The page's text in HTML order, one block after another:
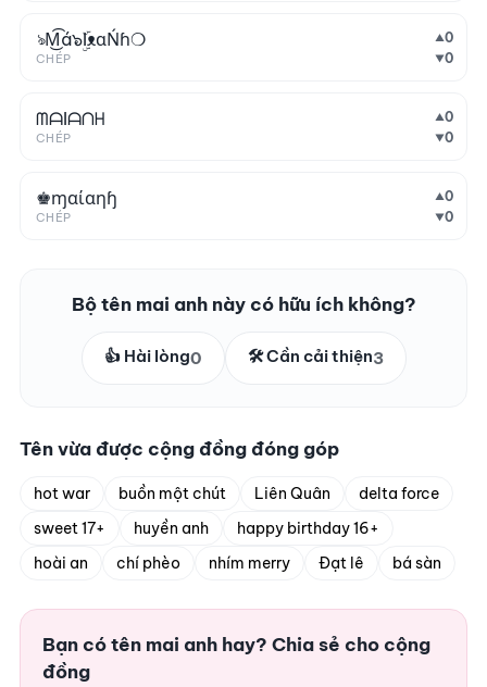
ঌM͜͡á๖ۣۜIᴥɑŃɦ❍
CHÉP
▲0
▼0
ᗰᗩIᗩᑎᕼ
CHÉP
▲0
▼0
♚ɱαίαηɧ
CHÉP
▲0
▼0
Bộ tên mai anh này có hữu ích không?
👍 Hài lòng0 🛠️ Cần cải thiện3
Tên vừa được cộng đồng đóng góp
hot war buồn một chút Liên Quân
delta force
sweet 17+
huyền anh
happy birthday 16+
hoài an
chí phèo nhím merry Đạt lê bá sàn
Bạn có tên mai anh hay? Chia sẻ cho cộng
đồng